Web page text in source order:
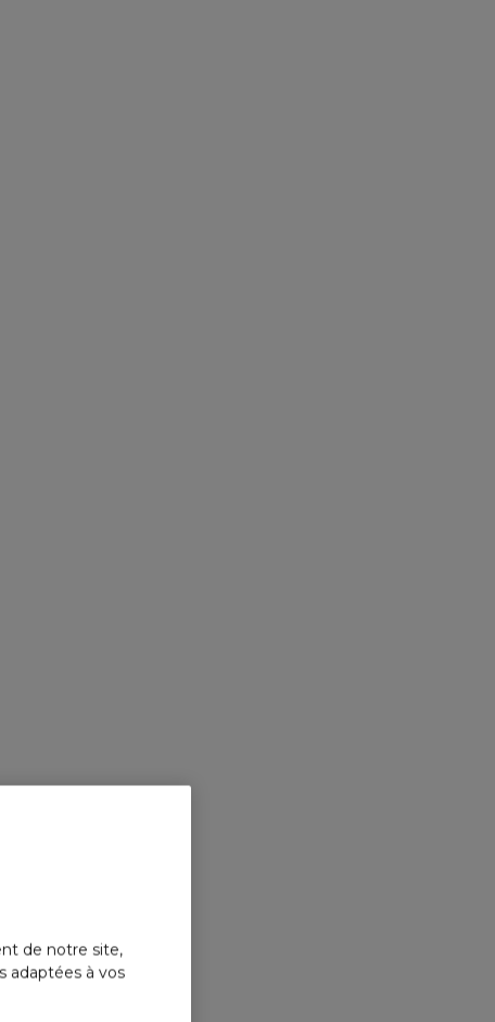
de notre site,
adaptées à vos